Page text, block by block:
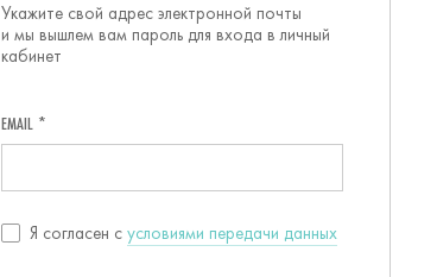
Укажите свой адрес электронной почты
и мы вышлем вам пароль для входа в личный
кабинет
EMAIL *
Согласие
Я согласен c условиями передачи данных